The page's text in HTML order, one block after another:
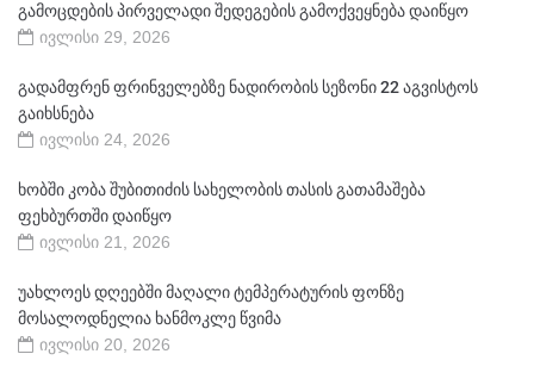
გამოცდების პირველადი შედეგების გამოქვეყნება დაიწყო
ივლისი 29, 2026
გადამფრენ ფრინველებზე ნადირობის სეზონი 22 აგვისტოს
გაიხსნება
ივლისი 24, 2026
ხობში კობა შუბითიძის სახელობის თასის გათამაშება
ფეხბურთში დაიწყო
ივლისი 21, 2026
უახლოეს დღეებში მაღალი ტემპერატურის ფონზე
მოსალოდნელია ხანმოკლე წვიმა
ივლისი 20, 2026